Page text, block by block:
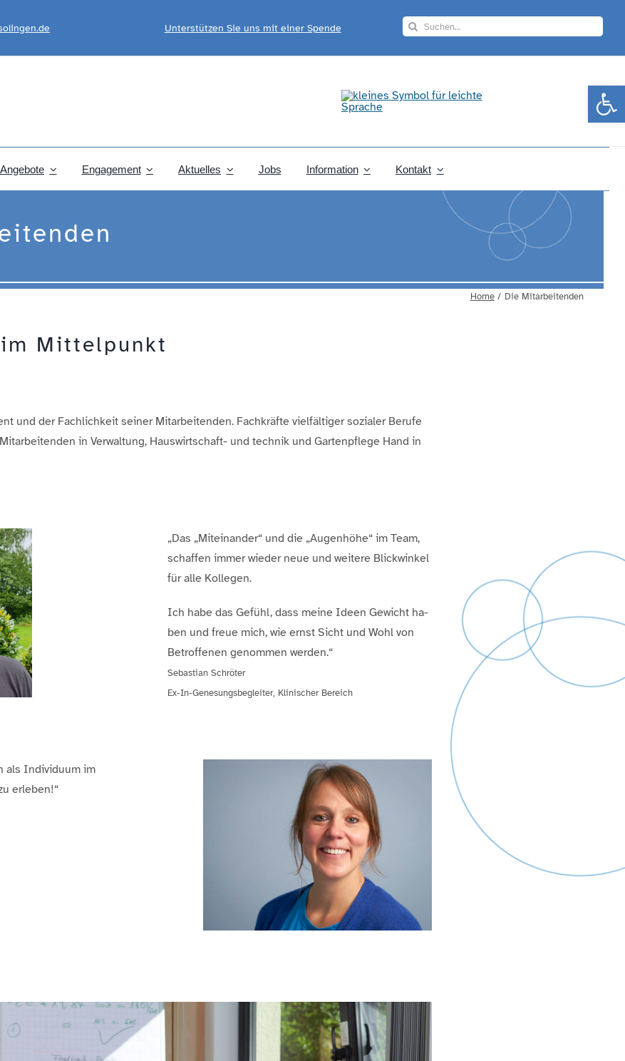
Unterstützen Sie uns mit einer Spende
Search
Angebote Engagement Aktuelles Jobs Information Kontakt
Mittelpunkt
und der Fachlichkeit seiner Mitarbeitenden. Fachkräfte vielfältiger sozialer Berufe
in Verwaltung, Hauswirtschaft- und technik und Gartenpflege Hand in
„Das „Miteinander“ und die „Augenhöhe“ im Team,
schaffen immer wieder neue und weitere Blickwinkel
für alle Kollegen.
Ich habe das Gefühl, dass meine Ideen Gewicht ha­
ben und freue mich, wie ernst Sicht und Wohl von
Betroffenen genommen werden.“
Sebastian Schröter
Ex-In-Genesungsbegleiter, Klinischer Bereich
als Individuum im
erleben!“
Home Die Mitarbeitenden